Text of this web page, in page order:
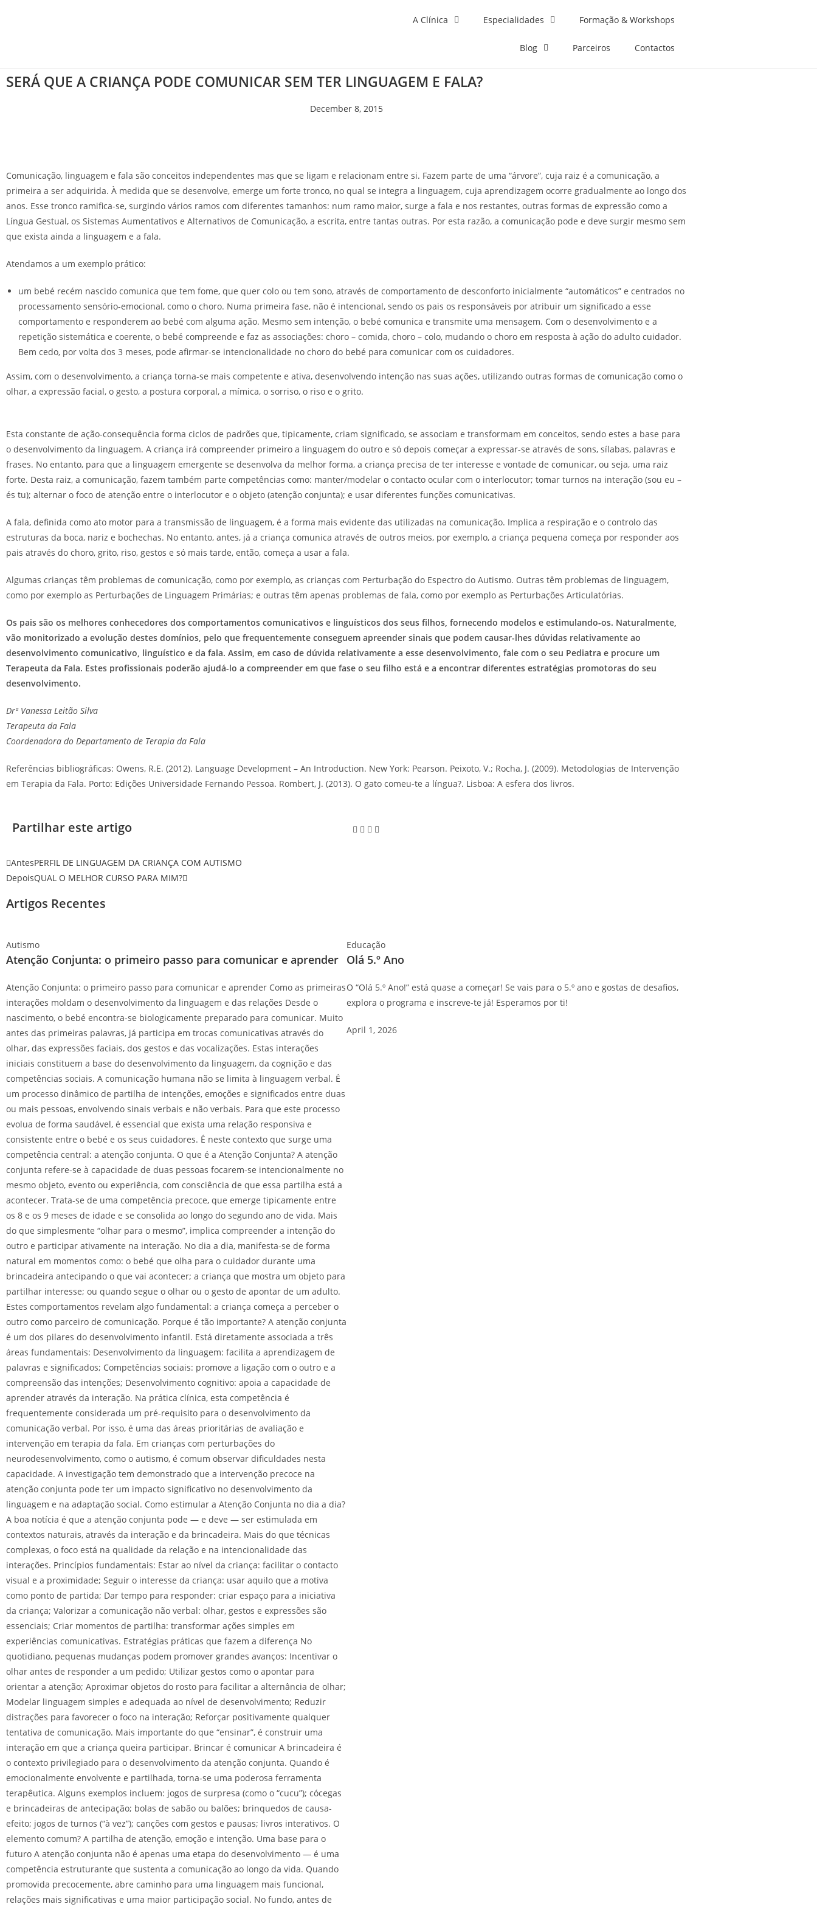
A Clínica Especialidades Formação & Workshops
Blog Parceiros Contactos
SERÁ QUE A CRIANÇA PODE COMUNICAR SEM TER LINGUAGEM E FALA?
December 8, 2015
Comunicação, linguagem e fala são conceitos independentes mas que se ligam e relacionam entre si. Fazem parte de uma “árvore”, cuja raiz é a comunicação, a
primeira a ser adquirida. À medida que se desenvolve, emerge um forte tronco, no qual se integra a linguagem, cuja aprendizagem ocorre gradualmente ao longo dos
anos. Esse tronco ramifica-se, surgindo vários ramos com diferentes tamanhos: num ramo maior, surge a fala e nos restantes, outras formas de expressão como a
Língua Gestual, os Sistemas Aumentativos e Alternativos de Comunicação, a escrita, entre tantas outras. Por esta razão, a comunicação pode e deve surgir mesmo sem
que exista ainda a linguagem e a fala.
Atendamos a um exemplo prático:
um bebé recém nascido comunica que tem fome, que quer colo ou tem sono, através de comportamento de desconforto inicialmente “automáticos” e centrados no
processamento sensório-emocional, como o choro. Numa primeira fase, não é intencional, sendo os pais os responsáveis por atribuir um significado a esse
comportamento e responderem ao bebé com alguma ação. Mesmo sem intenção, o bebé comunica e transmite uma mensagem. Com o desenvolvimento e a
repetição sistemática e coerente, o bebé compreende e faz as associações: choro – comida, choro – colo, mudando o choro em resposta à ação do adulto cuidador.
Bem cedo, por volta dos 3 meses, pode afirmar-se intencionalidade no choro do bebé para comunicar com os cuidadores.
Assim, com o desenvolvimento, a criança torna-se mais competente e ativa, desenvolvendo intenção nas suas ações, utilizando outras formas de comunicação como o
olhar, a expressão facial, o gesto, a postura corporal, a mímica, o sorriso, o riso e o grito.
Esta constante de ação-consequência forma ciclos de padrões que, tipicamente, criam significado, se associam e transformam em conceitos, sendo estes a base para
o desenvolvimento da linguagem. A criança irá compreender primeiro a linguagem do outro e só depois começar a expressar-se através de sons, sílabas, palavras e
frases. No entanto, para que a linguagem emergente se desenvolva da melhor forma, a criança precisa de ter interesse e vontade de comunicar, ou seja, uma raiz
forte. Desta raiz, a comunicação, fazem também parte competências como: manter/modelar o contacto ocular com o interlocutor; tomar turnos na interação (sou eu –
és tu); alternar o foco de atenção entre o interlocutor e o objeto (atenção conjunta); e usar diferentes funções comunicativas.
A fala, definida como ato motor para a transmissão de linguagem, é a forma mais evidente das utilizadas na comunicação. Implica a respiração e o controlo das
estruturas da boca, nariz e bochechas. No entanto, antes, já a criança comunica através de outros meios, por exemplo, a criança pequena começa por responder aos
pais através do choro, grito, riso, gestos e só mais tarde, então, começa a usar a fala.
Algumas crianças têm problemas de comunicação, como por exemplo, as crianças com Perturbação do Espectro do Autismo. Outras têm problemas de linguagem,
como por exemplo as Perturbações de Linguagem Primárias; e outras têm apenas problemas de fala, como por exemplo as Perturbações Articulatórias.
Os pais são os melhores conhecedores dos comportamentos comunicativos e linguísticos dos seus filhos, fornecendo modelos e estimulando-os. Naturalmente,
vão monitorizado a evolução destes domínios, pelo que frequentemente conseguem apreender sinais que podem causar-lhes dúvidas relativamente ao
desenvolvimento comunicativo, linguístico e da fala. Assim, em caso de dúvida relativamente a esse desenvolvimento, fale com o seu Pediatra e procure um
Terapeuta da Fala. Estes profissionais poderão ajudá-lo a compreender em que fase o seu filho está e a encontrar diferentes estratégias promotoras do seu
desenvolvimento.
Drª Vanessa Leitão Silva
Terapeuta da Fala
Coordenadora do Departamento de Terapia da Fala
Referências bibliográficas: Owens, R.E. (2012). Language Development – An Introduction. New York: Pearson. Peixoto, V.; Rocha, J. (2009). Metodologias de Intervenção
em Terapia da Fala. Porto: Edições Universidade Fernando Pessoa. Rombert, J. (2013). O gato comeu-te a língua?. Lisboa: A esfera dos livros.
Partilhar este artigo
AntesPERFIL DE LINGUAGEM DA CRIANÇA COM AUTISMO
DepoisQUAL O MELHOR CURSO PARA MIM?
Artigos Recentes
Autismo
Atenção Conjunta: o primeiro passo para comunicar e aprender
Atenção Conjunta: o primeiro passo para comunicar e aprender Como as primeiras
interações moldam o desenvolvimento da linguagem e das relações Desde o
nascimento, o bebé encontra-se biologicamente preparado para comunicar. Muito
antes das primeiras palavras, já participa em trocas comunicativas através do
olhar, das expressões faciais, dos gestos e das vocalizações. Estas interações
iniciais constituem a base do desenvolvimento da linguagem, da cognição e das
competências sociais. A comunicação humana não se limita à linguagem verbal. É
um processo dinâmico de partilha de intenções, emoções e significados entre duas
ou mais pessoas, envolvendo sinais verbais e não verbais. Para que este processo
evolua de forma saudável, é essencial que exista uma relação responsiva e
consistente entre o bebé e os seus cuidadores. É neste contexto que surge uma
competência central: a atenção conjunta. O que é a Atenção Conjunta? A atenção
conjunta refere-se à capacidade de duas pessoas focarem-se intencionalmente no
mesmo objeto, evento ou experiência, com consciência de que essa partilha está a
acontecer. Trata-se de uma competência precoce, que emerge tipicamente entre
os 8 e os 9 meses de idade e se consolida ao longo do segundo ano de vida. Mais
do que simplesmente “olhar para o mesmo”, implica compreender a intenção do
outro e participar ativamente na interação. No dia a dia, manifesta-se de forma
natural em momentos como: o bebé que olha para o cuidador durante uma
brincadeira antecipando o que vai acontecer; a criança que mostra um objeto para
partilhar interesse; ou quando segue o olhar ou o gesto de apontar de um adulto.
Estes comportamentos revelam algo fundamental: a criança começa a perceber o
outro como parceiro de comunicação. Porque é tão importante? A atenção conjunta
é um dos pilares do desenvolvimento infantil. Está diretamente associada a três
áreas fundamentais: Desenvolvimento da linguagem: facilita a aprendizagem de
palavras e significados; Competências sociais: promove a ligação com o outro e a
compreensão das intenções; Desenvolvimento cognitivo: apoia a capacidade de
aprender através da interação. Na prática clínica, esta competência é
frequentemente considerada um pré-requisito para o desenvolvimento da
comunicação verbal. Por isso, é uma das áreas prioritárias de avaliação e
intervenção em terapia da fala. Em crianças com perturbações do
neurodesenvolvimento, como o autismo, é comum observar dificuldades nesta
capacidade. A investigação tem demonstrado que a intervenção precoce na
atenção conjunta pode ter um impacto significativo no desenvolvimento da
linguagem e na adaptação social. Como estimular a Atenção Conjunta no dia a dia?
A boa notícia é que a atenção conjunta pode — e deve — ser estimulada em
contextos naturais, através da interação e da brincadeira. Mais do que técnicas
complexas, o foco está na qualidade da relação e na intencionalidade das
interações. Princípios fundamentais: Estar ao nível da criança: facilitar o contacto
visual e a proximidade; Seguir o interesse da criança: usar aquilo que a motiva
como ponto de partida; Dar tempo para responder: criar espaço para a iniciativa
da criança; Valorizar a comunicação não verbal: olhar, gestos e expressões são
essenciais; Criar momentos de partilha: transformar ações simples em
experiências comunicativas. Estratégias práticas que fazem a diferença No
quotidiano, pequenas mudanças podem promover grandes avanços: Incentivar o
olhar antes de responder a um pedido; Utilizar gestos como o apontar para
orientar a atenção; Aproximar objetos do rosto para facilitar a alternância de olhar;
Modelar linguagem simples e adequada ao nível de desenvolvimento; Reduzir
distrações para favorecer o foco na interação; Reforçar positivamente qualquer
tentativa de comunicação. Mais importante do que “ensinar”, é construir uma
interação em que a criança queira participar. Brincar é comunicar A brincadeira é
o contexto privilegiado para o desenvolvimento da atenção conjunta. Quando é
emocionalmente envolvente e partilhada, torna-se uma poderosa ferramenta
terapêutica. Alguns exemplos incluem: jogos de surpresa (como o “cucu”); cócegas
e brincadeiras de antecipação; bolas de sabão ou balões; brinquedos de causa-
efeito; jogos de turnos (“à vez”); canções com gestos e pausas; livros interativos. O
elemento comum? A partilha de atenção, emoção e intenção. Uma base para o
futuro A atenção conjunta não é apenas uma etapa do desenvolvimento — é uma
competência estruturante que sustenta a comunicação ao longo da vida. Quando
promovida precocemente, abre caminho para uma linguagem mais funcional,
relações mais significativas e uma maior participação social. No fundo, antes de
Educação
Olá 5.º Ano
O “Olá 5.º Ano!” está quase a começar! Se vais para o 5.º ano e gostas de desafios,
explora o programa e inscreve-te já! Esperamos por ti!
April 1, 2026